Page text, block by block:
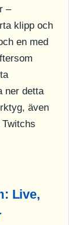
–
klipp och
en med
ner detta
även
Live,